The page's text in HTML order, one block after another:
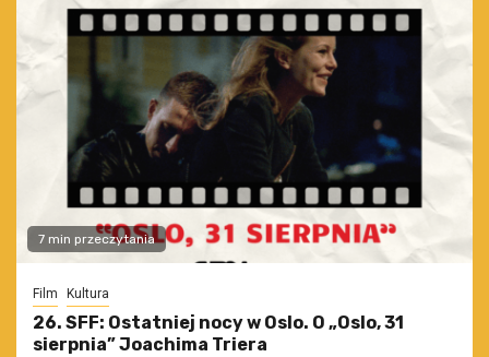
7 min przeczytania
Film Kultura
26. SFF: Ostatniej nocy w Oslo. O „Oslo, 31
sierpnia” Joachima Triera